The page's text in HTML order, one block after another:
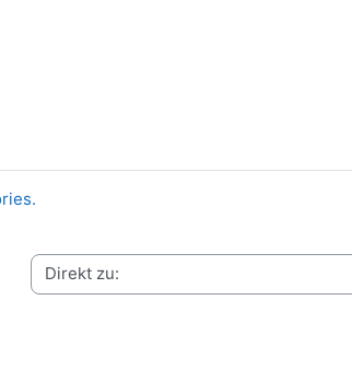
Direkt zu: